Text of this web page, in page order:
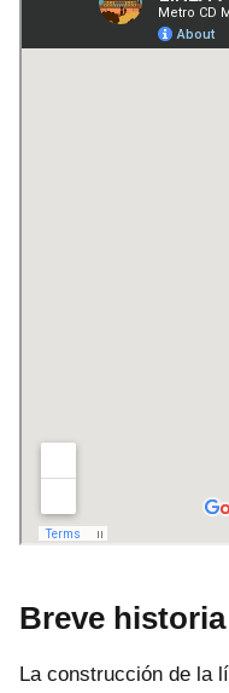
Breve
La construcción de la